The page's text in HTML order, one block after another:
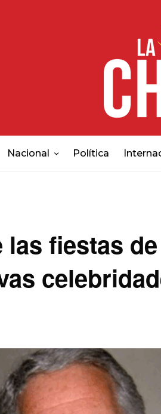
Nacional Política
las fiestas